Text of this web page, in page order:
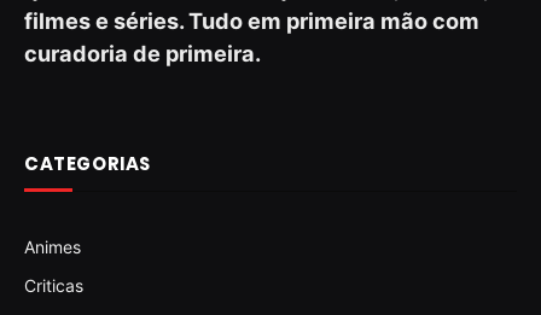
filmes e séries. Tudo em primeira mão com
curadoria de primeira.
CATEGORIAS
Animes
Criticas